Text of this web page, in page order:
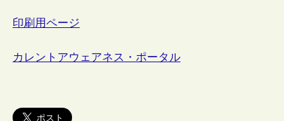
印刷用ページ
カレントアウェアネス・ポータル